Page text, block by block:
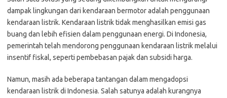
dampak lingkungan dari kendaraan bermotor adalah penggunaan
kendaraan listrik. Kendaraan listrik tidak menghasilkan emisi gas
buang dan lebih efisien dalam penggunaan energi. Di Indonesia,
pemerintah telah mendorong penggunaan kendaraan listrik melalui
insentif fiskal, seperti pembebasan pajak dan subsidi harga.
Namun, masih ada beberapa tantangan dalam mengadopsi
kendaraan listrik di Indonesia. Salah satunya adalah kurangnya